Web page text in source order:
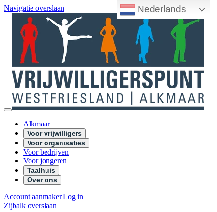
Nederlands
Navigatie overslaan
Alkmaar
Voor vrijwilligers
Voor organisaties
Voor bedrijven
Voor jongeren
Taalhuis
Over ons
Account aanmakenLog in
Zijbalk overslaan